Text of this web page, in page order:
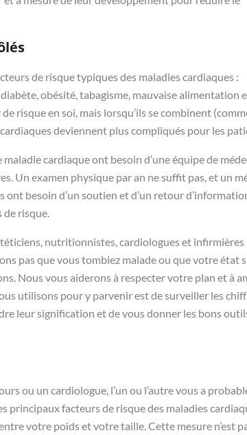
de risque typiques des maladies cardiaques :
obésité, tabagisme, mauvaise alimentation
risque en soi, mais lorsqu’ils se combinent
deviennent plus compliqués pour les
cardiaque ont besoin d’une équipe de
Un examen physique par an ne suffit pas, et un
besoin d’un soutien et d’un retour
de risque.
nutritionnistes, cardiologues et infirmières
pas que vous tombiez malade ou que votre état
Nous vous aiderons à respecter votre plan et à
utilisons pour y parvenir est de surveiller les
leur signification et de vous donner les bons
ou un cardiologue, l’un ou l’autre vous a
principaux facteurs de risque des maladies
votre poids et votre taille. Cette mesure n’est